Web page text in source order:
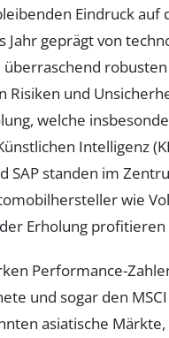
Eindruck
Jahr geprägt von
Risiken und
welche
Intelligenz
SAP standen im
wie
Erholung
Performance-
und sogar den
asiatische